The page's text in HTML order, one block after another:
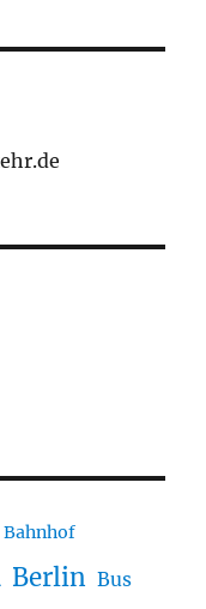
Bahnhof
Berlin Bus